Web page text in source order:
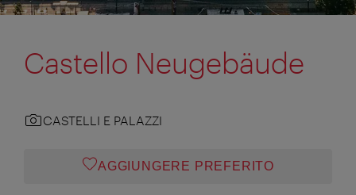
Castello Neugebäude
CASTELLI E PALAZZI
AGGIUNGERE PREFERITO